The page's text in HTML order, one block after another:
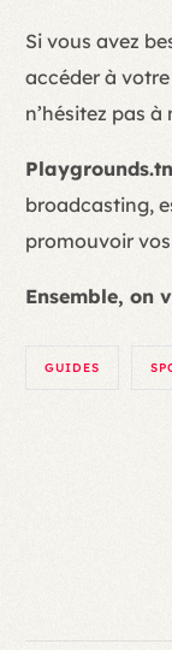
Si vous avez
accéder à
n’hésitez pas
Playgrounds.tn
broadcasting,
promouvoir
Ensemble, on
GUIDES